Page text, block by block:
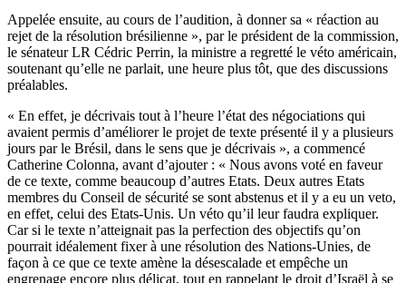
Appelée ensuite, au cours de l’audition, à donner sa « réaction au
rejet de la résolution brésilienne », par le président de la commission,
le sénateur LR Cédric Perrin, la ministre a regretté le véto américain,
soutenant qu’elle ne parlait, une heure plus tôt, que des discussions
préalables.
« En effet, je décrivais tout à l’heure l’état des négociations qui
avaient permis d’améliorer le projet de texte présenté il y a plusieurs
jours par le Brésil, dans le sens que je décrivais », a commencé
Catherine Colonna, avant d’ajouter : « Nous avons voté en faveur
de ce texte, comme beaucoup d’autres Etats. Deux autres Etats
membres du Conseil de sécurité se sont abstenus et il y a eu un veto,
en effet, celui des Etats-Unis. Un véto qu’il leur faudra expliquer.
Car si le texte n’atteignait pas la perfection des objectifs qu’on
pourrait idéalement fixer à une résolution des Nations-Unies, de
façon à ce que ce texte amène la désescalade et empêche un
engrenage encore plus délicat, tout en rappelant le droit d’Israël à se